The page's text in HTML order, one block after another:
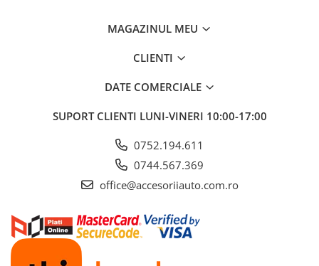
Cabluri Alimentare Date Telefon
Claxoane Auto
Papuci / Conectori Electrici
Redresoare Auto
Roboti Pornire Auto
Sigurante Auto
MAGAZINUL MEU
CLIENTI
DATE COMERCIALE
SUPORT CLIENTI LUNI-VINERI 10:00-17:00
0752.194.611
0744.567.369
office@accesoriiauto.com.ro